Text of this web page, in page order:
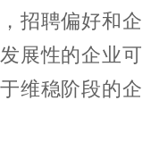
招聘偏好和企
展性的企业可
维稳阶段的企